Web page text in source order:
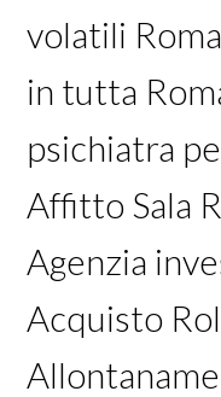
volatili Roma
in tutta
psichiatra
Affitto Sala
Agenzia
Acquisto